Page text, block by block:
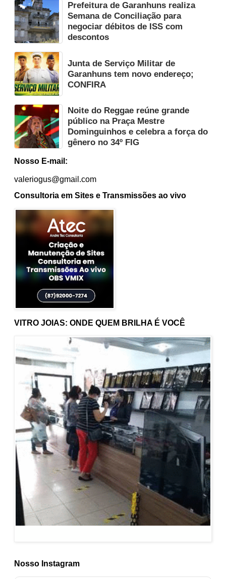
Nosso Instagram
VITRO JOIAS: ONDE QUEM BRILHA É VOCÊ
Prefeitura de Garanhuns realiza
Semana de Conciliação para
negociar débitos de ISS com
descontos
Junta de Serviço Militar de
Garanhuns tem novo endereço;
CONFIRA
Noite do Reggae reúne grande
público na Praça Mestre
Dominguinhos e celebra a força do
gênero no 34º FIG
Nosso E-mail:
valeriogus@gmail.com
Consultoria em Sites e Transmissões ao vivo